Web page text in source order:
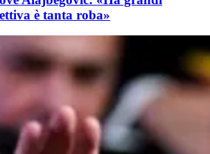
è tanta roba»